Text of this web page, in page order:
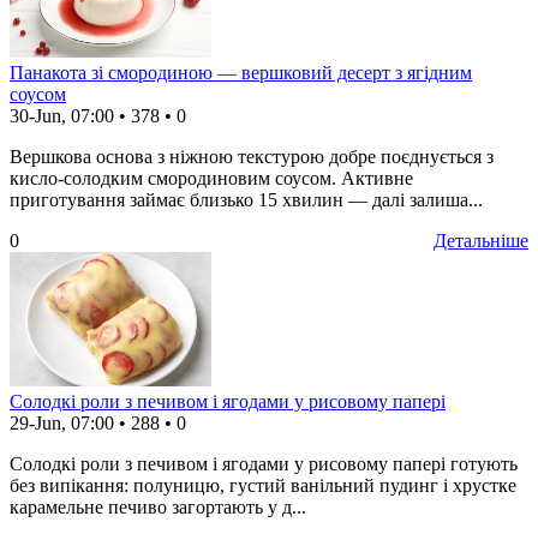
Панакота зі смородиною — вершковий десерт з ягідним
соусом
30-Jun, 07:00 • 378 • 0
Вершкова основа з ніжною текстурою добре поєднується з
кисло-солодким смородиновим соусом. Активне
приготування займає близько 15 хвилин — далі залиша...
Детальніше
0
Солодкі роли з печивом і ягодами у рисовому папері
29-Jun, 07:00 • 288 • 0
Солодкі роли з печивом і ягодами у рисовому папері готують
без випікання: полуницю, густий ванільний пудинг і хрустке
карамельне печиво загортають у д...